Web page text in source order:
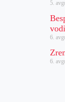
5.
6.
6.